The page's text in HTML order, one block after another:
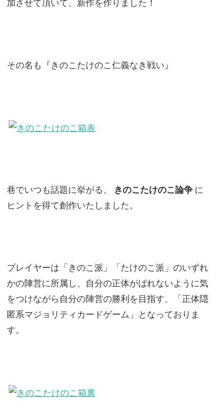
加させて頂いて、新作を作りました！
その名も『きのこたけのこ仁義なき戦い』
巷でいつも話題に挙がる、 きのこたけのこ論争 に
ヒントを得て創作いたしました。
プレイヤーは「きのこ派」「たけのこ派」のいずれ
かの陣営に所属し、自分の正体がばれないように気
をつけながら自分の陣営の勝利を目指す、「正体隠
匿系マジョリティカードゲーム」となっておりま
す。